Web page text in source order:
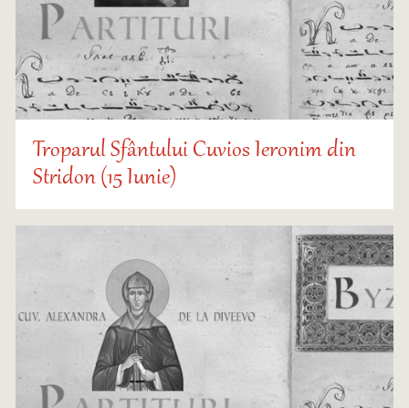
Troparul Sfântului Cuvios Ieronim din
Stridon (15 Iunie)